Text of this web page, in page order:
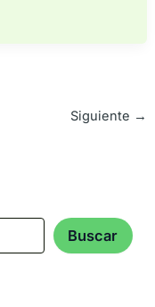
Siguiente →
Buscar